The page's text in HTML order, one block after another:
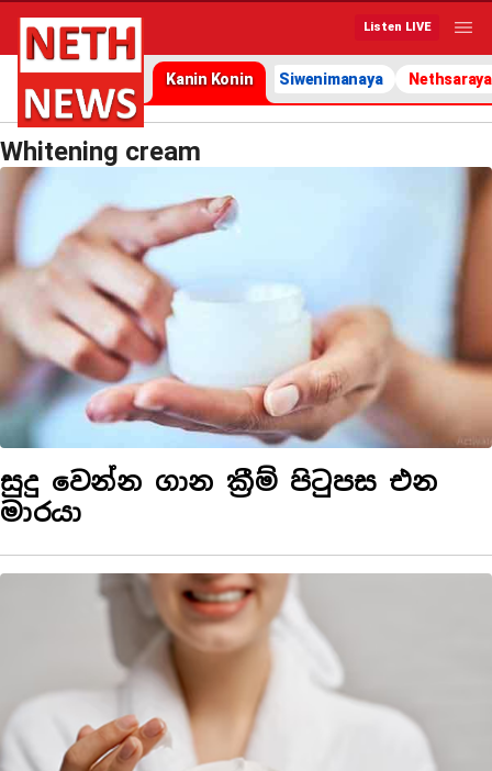
Listen LIVE
Kanin Konin Siwenimanaya Nethsaraya
Whitening cream
සුදු වෙන්න ගාන ක්‍රීම් පිටුපස එන
මාරයා